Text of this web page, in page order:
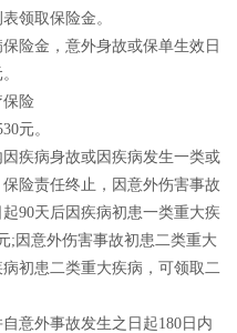
领取保险金。
险金，意外身故或保单生效日
险
元。
疾病身故或因疾病发生一类或
险责任终止，因意外伤害事故
90天后因疾病初患一类重大疾
;因意外伤害事故初患二类重大
初患二类重大疾病，可领取二
意外事故发生之日起180日内